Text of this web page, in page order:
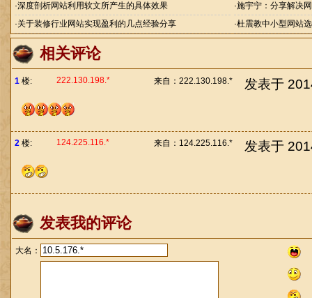
·深度剖析网站利用软文所产生的具体效果 ·施宇宁：分享解决
·关于装修行业网站实现盈利的几点经验分享 ·杜震教中小型网站
相关评论
1 楼: 222.130.198.* 来自： 222.130.198.* 发表于
2 楼: 124.225.116.* 来自： 124.225.116.* 发表于
发表我的评论
大名：